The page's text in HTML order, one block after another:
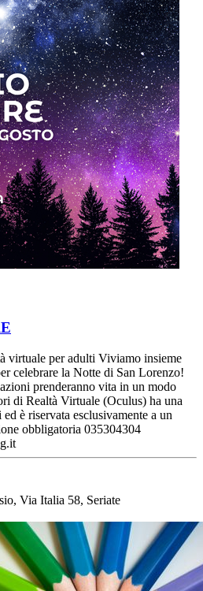
virtuale per adulti Viviamo insieme
celebrare la Notte di San Lorenzo!
prenderanno vita in un modo
di Realtà Virtuale (Oculus) ha una
è riservata esclusivamente a un
obbligatoria 035304304
Via Italia 58, Seriate